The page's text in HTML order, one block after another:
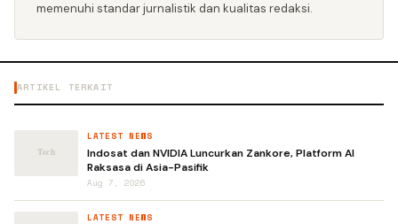
memenuhi standar jurnalistik dan kualitas redaksi.
ARTIKEL TERKAIT
LATEST NEWS
Indosat dan NVIDIA Luncurkan Zankore, Platform AI
Raksasa di Asia-Pasifik
Aug 7, 2026
LATEST NEWS